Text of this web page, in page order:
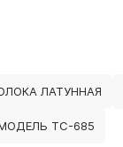
ЛАТУННАЯ
ТС-685